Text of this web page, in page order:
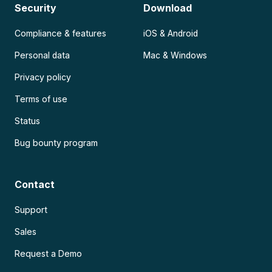
Security
Compliance & features
Personal data
Privacy policy
Terms of use
Status
Bug bounty program
Download
iOS & Android
Mac & Windows
Contact
Support
Sales
Request a Demo